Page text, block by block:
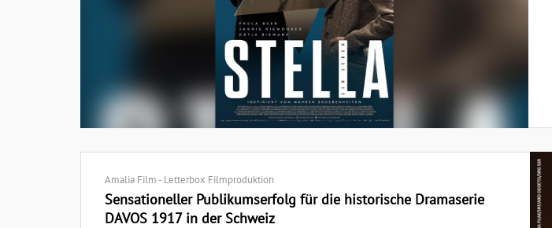
Amalia Film - Letterbox Filmproduktion
Sensationeller Publikumserfolg für die historische Dramaserie
DAVOS 1917 in der Schweiz